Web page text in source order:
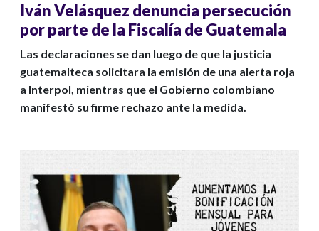
Iván Velásquez denuncia persecución
por parte de la Fiscalía de Guatemala
Las declaraciones se dan luego de que la justicia
guatemalteca solicitara la emisión de una alerta roja
a Interpol, mientras que el Gobierno colombiano
manifestó su firme rechazo ante la medida.